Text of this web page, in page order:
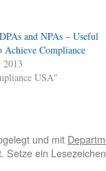
and NPAs – Useful
Achieve Compliance
2013
USA"
und mit
Setze ein